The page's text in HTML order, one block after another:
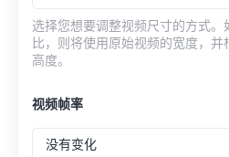
选择您想要调整视频尺寸的方式
比，则将使用原始视频的宽度，
高度。
视频帧率
没有变化